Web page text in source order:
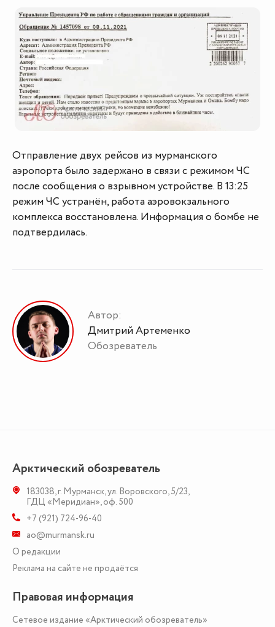
Отправление двух рейсов из мурманского
аэропорта было задержано в связи с режимом ЧС
после сообщения о взрывном устройстве. В 13:25
режим ЧС устранён, работа аэровокзального
комплекса восстановлена. Информация о бомбе не
подтвердилась.
Автор:
Дмитрий Артеменко
Обозреватель
Арктический обозреватель
183038,г. Мурманск,ул. Воровского, 5/23,
ГДЦ «Меридиан», оф. 500
+7 (921) 724-96-40
ao@murmansk.ru
О редакции
Реклама на сайте не продаётся
Правовая информация
Сетевое издание «Арктический обозреватель»